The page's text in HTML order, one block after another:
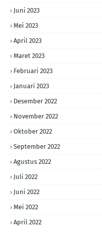
Juni 2023
Mei 2023
April 2023
Maret 2023
Februari 2023
Januari 2023
Desember 2022
November 2022
Oktober 2022
September 2022
Agustus 2022
Juli 2022
Juni 2022
Mei 2022
April 2022